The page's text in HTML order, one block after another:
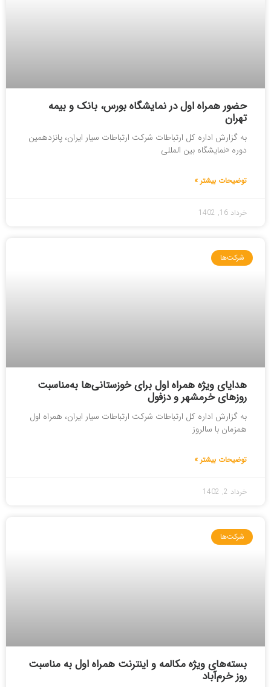
حضور همراه اول در نمایشگاه بورس، بانک و بیمه
تهران
به گزارش اداره کل ارتباطات شرکت ارتباطات سیار ایران، پانزدهمین
دوره «نمایشگاه بین المللی
توضیحات بیشتر »
خرداد 16, 1402
شرکت‌ها
هدایای ویژه همراه اول برای خوزستانی‌ها به‌مناسبت
روزهای خرمشهر و دزفول
به گزارش اداره کل ارتباطات شرکت ارتباطات سیار ایران، همراه اول
همزمان با سالروز
توضیحات بیشتر »
خرداد 2, 1402
شرکت‌ها
بسته‌های ویژه مکالمه و اینترنت همراه اول به مناسبت
روز خرم‌آباد